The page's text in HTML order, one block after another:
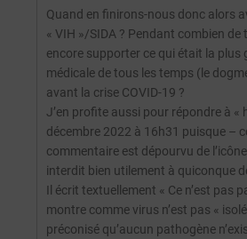
Quand en finirons-nous donc alors
« VIH »/SIDA ? Pendant combien
encore supporter ce qui était la plus
médicale de tous les temps (le
avant la crise COVID-19 ?
J’en profite aussi pour répondre à «
décembre 2022 à 16h31 puisque –
commentaire est dépourvu de
interdit bien utilement à quiconque
Il écrit textuellement « Ce n’est pas
montre comme virus n’est pas «
préconisé qu’aucun pathogène